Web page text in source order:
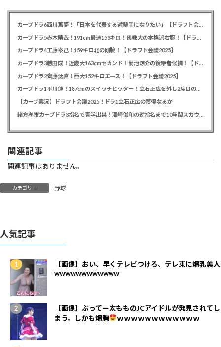
カープドラ6西川篤夢！「日本を代表する遊撃手になりたい」【ドラフト会議2025】
カープドラ5赤木晴哉！191cm最速153キロ！佛教大の本格派右腕！【ドラフト会議2025】
カープドラ4工藤泰己！159キロ北の剛腕！【ドラフト会議2025】
カープドラ3勝田成！近畿大163cmセカンド！菊池涼介の後継者候補！【ドラフト会議2025】
カープドラ2齊藤汰直！亜大152キロエース！【ドラフト会議2025】
カープドラ1平川蓮！187cmのスイッチヒッター！立石正広を外し2度目の重複も新井監督がクジを引き当てる！【ドラフト会議2025】
【カープ実況】ドラフト会議2025！ドラ1立石正広の獲得なるか
緒方孝市カープドラ3指名で青学出禁！澤﨑俊和の逆指名まで10年間スカウト出禁
関連記事
関連記事はありません。
カテゴリー 野球
人気記事
【画像】おい、早くテレビつけろ、テレ東に爆乳美人
wwwwwwwwwwww
【画像】ぶってー太もものJCアイドルが発見されてし
まう。しかも爆胸
ｗｗｗｗｗｗｗｗｗｗｗｗ